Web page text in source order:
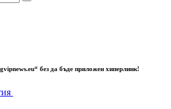
без да бъде приложен хиперлинк!